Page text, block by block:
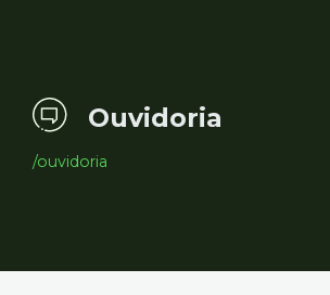
Ouvidoria
/ouvidoria